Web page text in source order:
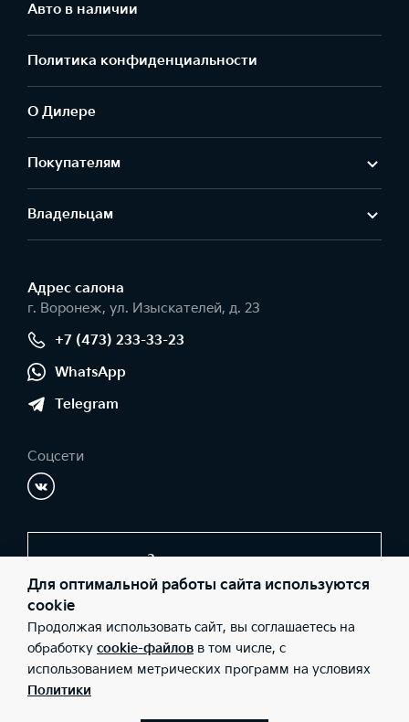
Авто в наличии
Политика конфиденциальности
О Дилере
Покупателям
Владельцам
Адрес салонa
г. Воронеж, ул. Изыскателей, д. 23
+7 (473) 233-33-23
WhatsApp
Telegram
Соцсети
Заказать звонок
© 2026 Юридические лица ООО "СОКРАТ СПБ" (Фактический
адрес: г. Воронеж, ул. Изыскателей, д. 23; Телефон: +7 (473) 233-
33-23; ИНН: 3662075500; ОГРН: 1183668006873), ООО «Киа
Россия и СНГ» (Фактический адрес: г.Москва, Валовая 26;
Телефон: 8 800 301 08 80; ИНН: 7728674093; ОГРН:
5087746291760) ведут деятельность на территории РФ в
Для оптимальной работы сайта используются
cookie
Продолжая использовать сайт, вы соглашаетесь на
обработку cookie-файлов в том числе, с
использованием метрических программ на условиях
Политики